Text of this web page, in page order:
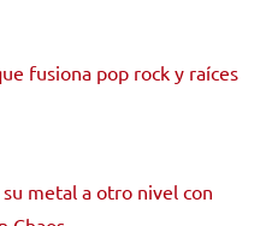
fusiona pop rock y raíces
metal a otro nivel con